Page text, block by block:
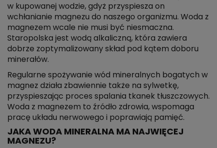
w kupowanej wodzie, gdyż przyspiesza on
wchłanianie magnezu do naszego organizmu. Woda z
magnezem wcale nie musi być niesmaczna.
Staropolska jest wodą alkaliczną, która zawiera
dobrze zoptymalizowany skład pod kątem doboru
minerałów.
Regularne spożywanie wód mineralnych bogatych w
magnez działa zbawiennie także na sylwetkę,
przyspieszając proces spalania tkanek tłuszczowych.
Woda z magnezem to źródło zdrowia, wspomaga
pracę układu nerwowego i poprawiają pamięć.
JAKA WODA MINERALNA MA NAJWIĘCEJ
MAGNEZU?